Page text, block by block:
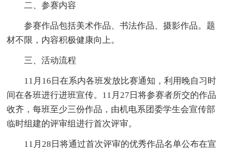
二、参赛内容
参赛作品包括美术作品、书法作品、摄影作品。题
材不限，内容积极健康向上。
三、活动流程
11月16日在系内各班发放比赛通知，利用晚自习时
间在各班进行进班宣传。11月27日将参赛者所交的作品
收齐，每班至少三份作品，由机电系团委学生会宣传部
临时组建的评审组进行首次评审。
11月28日将通过首次评审的优秀作品名单公布在宣